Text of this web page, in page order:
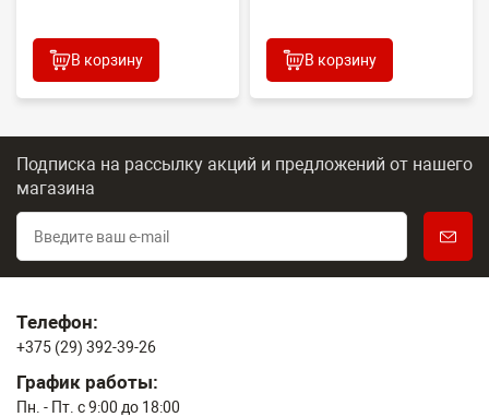
В корзину В корзину
Подписка на рассылку акций и предложений от нашего
магазина
Телефон:
+375 (29) 392-39-26
График работы:
Пн. - Пт. с 9:00 до 18:00